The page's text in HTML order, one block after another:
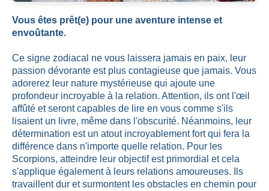
Vous êtes prêt(e) pour une aventure intense et
envoûtante.
Ce signe zodiacal ne vous laissera jamais en paix, leur
passion dévorante est plus contagieuse que jamais. Vous
adorerez leur nature mystérieuse qui ajoute une
profondeur incroyable à la relation. Attention, ils ont l'œil
affûté et seront capables de lire en vous comme s'ils
lisaient un livre, même dans l'obscurité. Néanmoins, leur
détermination est un atout incroyablement fort qui fera la
différence dans n'importe quelle relation. Pour les
Scorpions, atteindre leur objectif est primordial et cela
s'applique également à leurs relations amoureuses. Ils
travaillent dur et surmontent les obstacles en chemin pour